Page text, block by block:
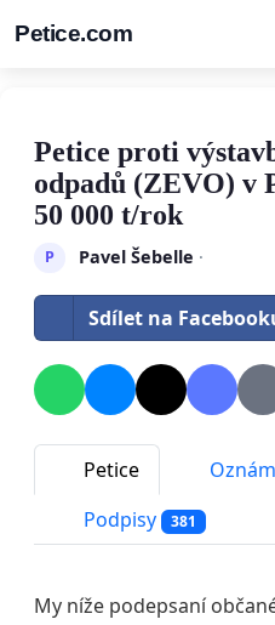
Petice.com
Petice proti
odpadů (ZEVO) v
50 000 t/rok
P Pavel Šebelle ·
Sdílet na
Petice
Podpisy 381
My níže podepsaní